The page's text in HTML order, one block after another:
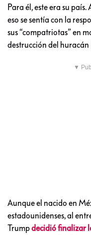
Para él, este era su
eso se sentía con la
sus “compatriotas” en
destrucción del
▼
Aunque el nacido en
estadounidenses, al
Trumpdecidiófinalizar